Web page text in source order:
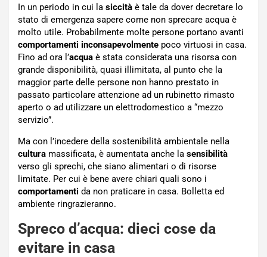
In un periodo in cui la siccità è tale da dover decretare lo
stato di emergenza sapere come non sprecare acqua è
molto utile. Probabilmente molte persone portano avanti
comportamenti inconsapevolmente poco virtuosi in casa.
Fino ad ora l’acqua è stata considerata una risorsa con
grande disponibilità, quasi illimitata, al punto che la
maggior parte delle persone non hanno prestato in
passato particolare attenzione ad un rubinetto rimasto
aperto o ad utilizzare un elettrodomestico a “mezzo
servizio”.
Ma con l’incedere della sostenibilità ambientale nella
cultura massificata, è aumentata anche la sensibilità
verso gli sprechi, che siano alimentari o di risorse
limitate. Per cui è bene avere chiari quali sono i
comportamenti da non praticare in casa. Bolletta ed
ambiente ringrazieranno.
Spreco d’acqua: dieci cose da
evitare in casa